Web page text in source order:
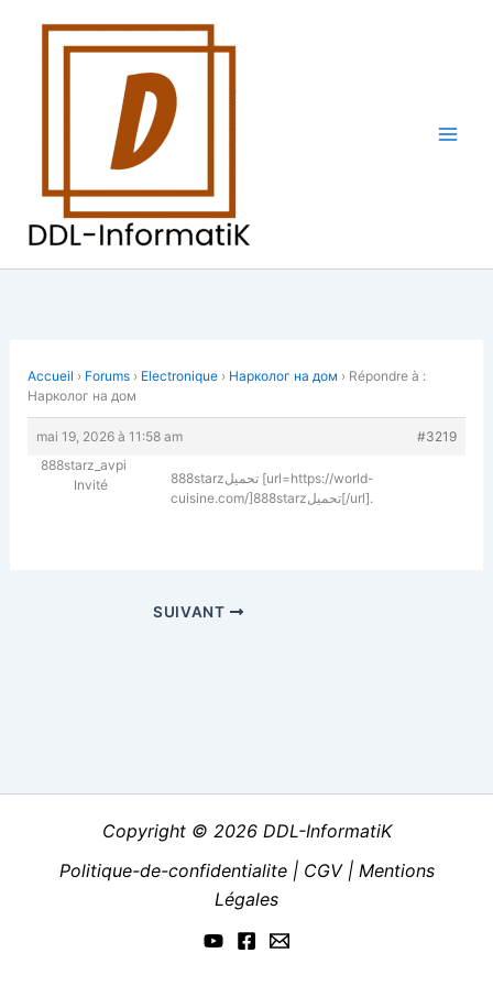
Accueil › Forums › Electronique › Нарколог на дом › Répondre à :
Нарколог на дом
mai 19, 2026 à 11:58 am
#3219
888starz_avpi
Invité
888starzتحميل [url=https://world-
cuisine.com/]888starzتحميل[/url].
SUIVANT
Copyright © 2026 DDL-InformatiK
Politique-de-confidentialite | CGV | Mentions
Légales